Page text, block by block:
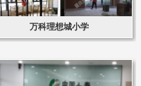
万科理想城小学